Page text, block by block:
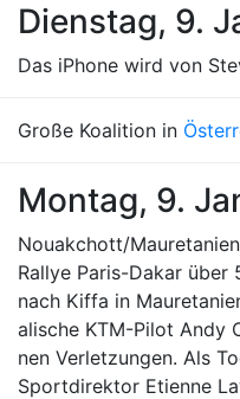
Dienstag, 9.
Das iPhone wird von
Große Koalition in
Montag, 9.
Nouakchott/
Rallye Paris-Dakar
nach Kiffa in
alische KTM-Pilot Andy
nen Verletzungen. Als
Sportdirektor Etienne